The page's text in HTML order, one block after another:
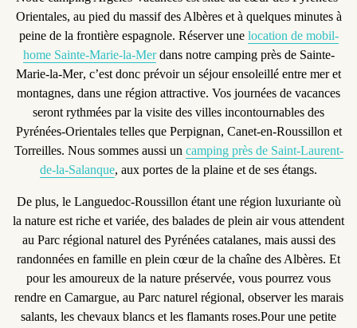
Orientales, au pied du massif des Albères et à quelques minutes à
peine de la frontière espagnole. Réserver une location de mobil-
home Sainte-Marie-la-Merdans notre camping près de Sainte-
Marie-la-Mer, c’est donc prévoir un séjour ensoleillé entre mer et
montagnes, dans une région attractive. Vos journées de vacances
seront rythmées par la visite des villes incontournables des
Pyrénées-Orientales telles que Perpignan, Canet-en-Roussillon et
Torreilles. Nous sommes aussi un camping près de Saint-Laurent-
de-la-Salanque, aux portes de la plaine et de ses étangs.
De plus, le Languedoc-Roussillon étant une région luxuriante où
la nature est riche et variée, des balades de plein airvous attendent
au Parc régional naturel des Pyrénées catalanes, mais aussi des
randonnées en famille en plein cœur de la chaîne des Albères. Et
pour les amoureux de la nature préservée, vous pourrez vous
rendre en Camargue, au Parc naturel régional, observer les marais
salants, les chevaux blancs et les flamants roses.Pour une petite